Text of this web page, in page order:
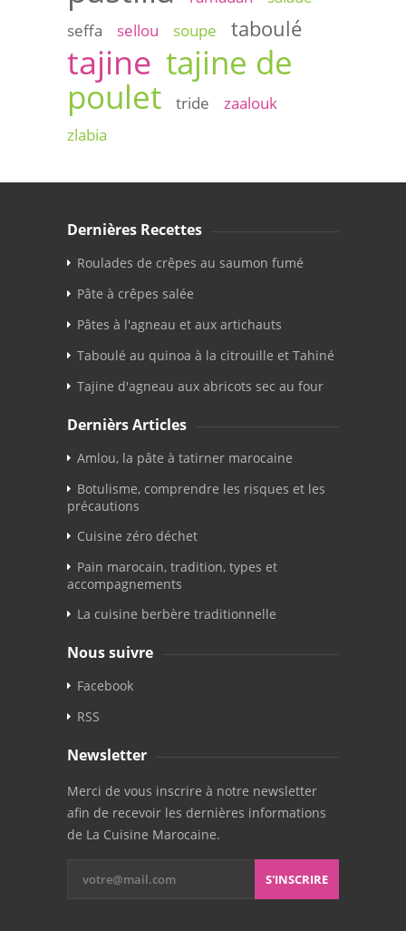
seffa
sellou soupe taboulé
tajine tajine de
poulet
tride
zaalouk
zlabia
Dernières Recettes
Roulades de crêpes au saumon fumé
Pâte à crêpes salée
Pâtes à l'agneau et aux artichauts
Taboulé au quinoa à la citrouille et Tahiné
Tajine d'agneau aux abricots sec au four
Dernièrs Articles
Amlou, la pâte à tatirner marocaine
Botulisme, comprendre les risques et les
précautions
Cuisine zéro déchet
Pain marocain, tradition, types et
accompagnements
La cuisine berbère traditionnelle
Nous suivre
Facebook
RSS
Newsletter
Merci de vous inscrire à notre newsletter
afin de recevoir les dernières informations
de La Cuisine Marocaine.
S'INSCRIRE